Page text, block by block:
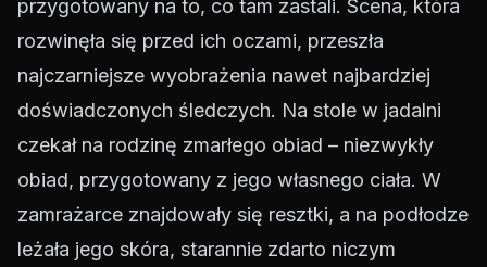
przygotowany na to, co tam zastali. Scena, która
rozwinęła się przed ich oczami, przeszła
najczarniejsze wyobrażenia nawet najbardziej
doświadczonych śledczych. Na stole w jadalni
czekał na rodzinę zmarłego obiad – niezwykły
obiad, przygotowany z jego własnego ciała. W
zamrażarce znajdowały się resztki, a na podłodze
leżała jego skóra, starannie zdarto niczym